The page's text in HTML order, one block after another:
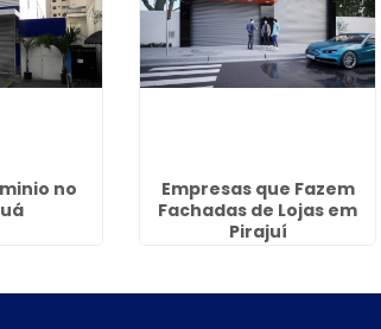
no
Empresas que Fazem
Fachadas de Lojas em
Pirajuí